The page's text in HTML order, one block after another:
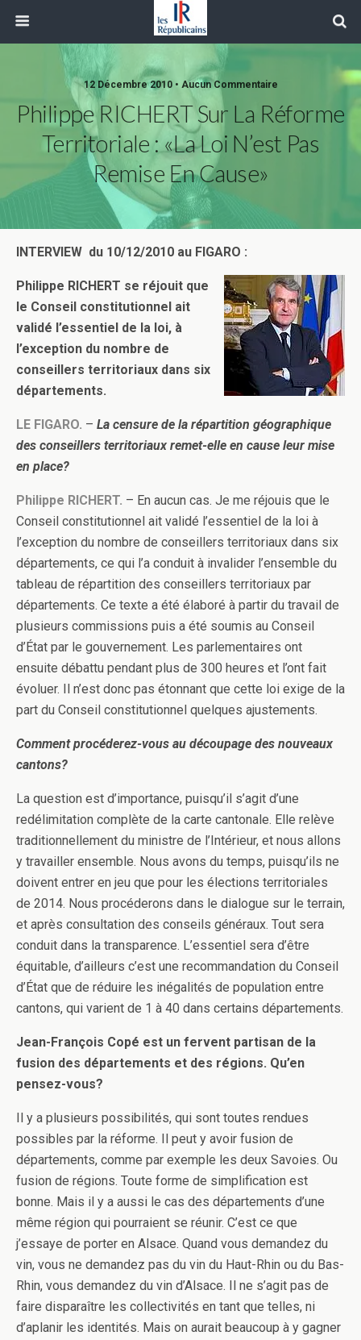
12 Décembre 2010 • Aucun Commentaire
Philippe RICHERT Sur La Réforme
Territoriale : «La Loi N’est Pas
Remise En Cause»
INTERVIEW du 10/12/2010 au FIGARO :
Philippe RICHERT se réjouit que
le Conseil constitutionnel ait
validé l’essentiel de la loi, à
l’exception du nombre de
conseillers territoriaux dans six
départements.
LE FIGARO. – La censure de la répartition géographique
des conseillers territoriaux remet-elle en cause leur mise
en place?
Philippe RICHERT. – En aucun cas. Je me réjouis que le
Conseil constitutionnel ait validé l’essentiel de la loi à
l’exception du nombre de conseillers territoriaux dans six
départements, ce qui l’a conduit à invalider l’ensemble du
tableau de répartition des conseillers territoriaux par
départements. Ce texte a été élaboré à partir du travail de
plusieurs commissions puis a été soumis au Conseil
d’État par le gouvernement. Les parlementaires ont
ensuite débattu pendant plus de 300 heures et l’ont fait
évoluer. Il n’est donc pas étonnant que cette loi exige de la
part du Conseil constitutionnel quelques ajustements.
Comment procéderez-vous au découpage des nouveaux
cantons?
La question est d’importance, puisqu’il s’agit d’une
redélimitation complète de la carte cantonale. Elle relève
traditionnellement du ministre de l’Intérieur, et nous allons
y travailler ensemble. Nous avons du temps, puisqu’ils ne
doivent entrer en jeu que pour les élections territoriales
de 2014. Nous procéderons dans le dialogue sur le terrain,
et après consultation des conseils généraux. Tout sera
conduit dans la transparence. L’essentiel sera d’être
équitable, d’ailleurs c’est une recommandation du Conseil
d’État que de réduire les inégalités de population entre
cantons, qui varient de 1 à 40 dans certains départements.
Jean-François Copé est un fervent partisan de la
fusion des départements et des régions. Qu’en
pensez-vous?
Il y a plusieurs possibilités, qui sont toutes rendues
possibles par la réforme. Il peut y avoir fusion de
départements, comme par exemple les deux Savoies. Ou
fusion de régions. Toute forme de simplification est
bonne. Mais il y a aussi le cas des départements d’une
même région qui pourraient se réunir. C’est ce que
j’essaye de porter en Alsace. Quand vous demandez du
vin, vous ne demandez pas du vin du Haut-Rhin ou du Bas-
Rhin, vous demandez du vin d’Alsace. Il ne s’agit pas de
faire disparaître les collectivités en tant que telles, ni
d’aplanir les identités. Mais on aurait beaucoup à y gagner